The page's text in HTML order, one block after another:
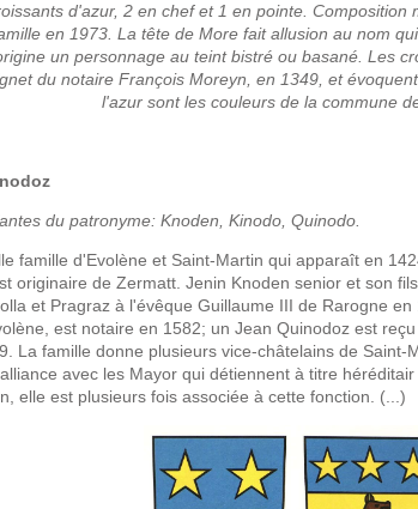
d'azur, 2 en chef et 1 en pointe. Composition
en 1973. La tête de More fait allusion au nom
un personnage au teint bistré ou basané. Les
du notaire François Moreyn, en 1349, et
l'azur sont les couleurs de la commune
du patronyme: Knoden, Kinodo, Quinodo.
famille d'Evolène et Saint-Martin qui apparaît en
originaire de Zermatt. Jenin Knoden senior et son
et Pragraz à l'évêque Guillaume III de Rarogne en
est notaire en 1582; un Jean Quinodoz est
La famille donne plusieurs vice-châtelains de Saint-
avec les Mayor qui détiennent à titre
elle est plusieurs fois associée à cette fonction. (...)